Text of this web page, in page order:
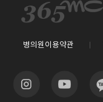
병의원이용약관